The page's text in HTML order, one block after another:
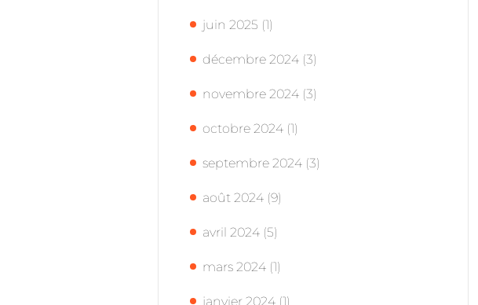
juin 2025 (1)
décembre 2024 (3)
novembre 2024 (3)
octobre 2024 (1)
septembre 2024 (3)
août 2024 (9)
avril 2024 (5)
mars 2024 (1)
janvier 2024 (1)